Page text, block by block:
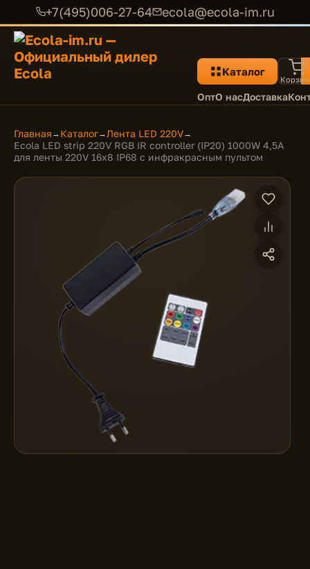
+7(495)006-27-64 ecola@ecola-im.ru
Каталог
ОптО насДоставка
Главная → Каталог→Лента LED 220V→
Ecola LED strip 220V RGB IR controller (IP20) 1000W 4,5A
для ленты 220V 16x8 IP68 с инфракрасным пультом